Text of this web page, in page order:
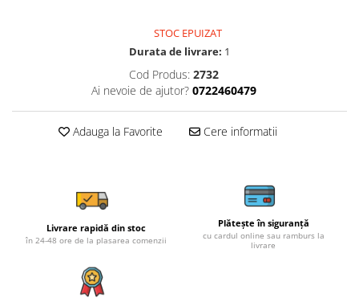
STOC EPUIZAT
Durata de livrare: 1
Cod Produs: 2732
Ai nevoie de ajutor? 0722460479
Adauga la Favorite Cere informatii
Livrare rapidă din stoc
în 24-48 ore de la plasarea comenzii
Plătește în siguranță
cu cardul online sau ramburs la
livrare